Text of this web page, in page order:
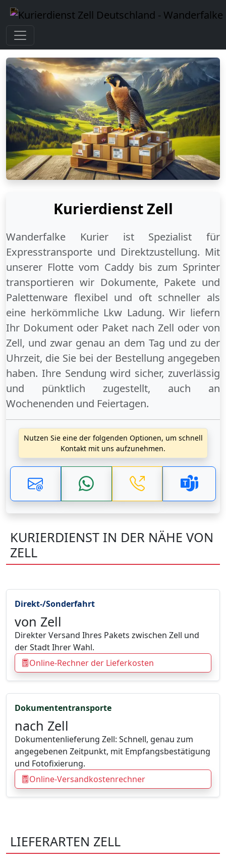
Kurierdienst Zell
Wanderfalke Kurier ist Spezialist für
Expresstransporte und Direktzustellung. Mit
unserer Flotte vom Caddy bis zum Sprinter
transportieren wir Dokumente, Pakete und
Palettenware flexibel und oft schneller als
eine herkömmliche Lkw Ladung. Wir liefern
Ihr Dokument oder Paket nach Zell oder von
Zell, und zwar genau an dem Tag und zu der
Uhrzeit, die Sie bei der Bestellung angegeben
haben. Ihre Sendung wird sicher, zuverlässig
und pünktlich zugestellt, auch an
Wochenenden und Feiertagen.
Nutzen Sie eine der folgenden Optionen, um schnell
Kontakt mit uns aufzunehmen.
KURIERDIENST IN DER NÄHE VON
ZELL
Direkt-/Sonderfahrt
von Zell
Direkter Versand Ihres Pakets zwischen Zell und
der Stadt Ihrer Wahl.
Online-Rechner der Lieferkosten
Dokumententransporte
nach Zell
Dokumentenlieferung Zell: Schnell, genau zum
angegebenen Zeitpunkt, mit Empfangsbestätigung
und Fotofixierung.
Online-Versandkostenrechner
LIEFERARTEN ZELL